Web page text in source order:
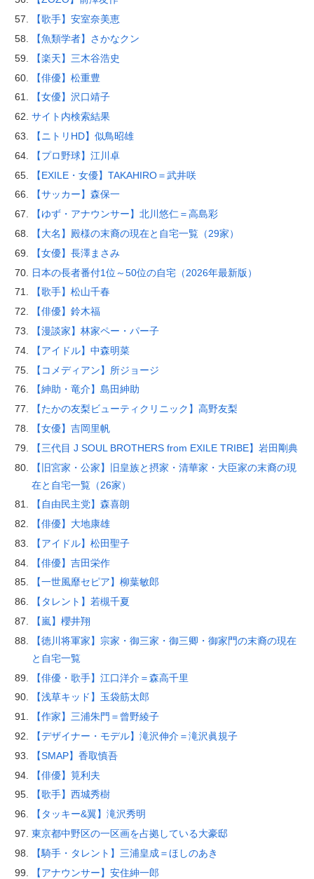
【歌手】安室奈美恵
【魚類学者】さかなクン
【楽天】三木谷浩史
【俳優】松重豊
【女優】沢口靖子
サイト内検索結果
【ニトリHD】似鳥昭雄
【プロ野球】江川卓
【EXILE・女優】TAKAHIRO＝武井咲
【サッカー】森保一
【ゆず・アナウンサー】北川悠仁＝高島彩
【大名】殿様の末裔の現在と自宅一覧（29家）
【女優】長澤まさみ
日本の長者番付1位～50位の自宅（2026年最新版）
【歌手】松山千春
【俳優】鈴木福
【漫談家】林家ペー・パー子
【アイドル】中森明菜
【コメディアン】所ジョージ
【紳助・竜介】島田紳助
【たかの友梨ビューティクリニック】高野友梨
【女優】吉岡里帆
【三代目 J SOUL BROTHERS from EXILE TRIBE】岩田剛典
【旧宮家・公家】旧皇族と摂家・清華家・大臣家の末裔の現
在と自宅一覧（26家）
【自由民主党】森喜朗
【俳優】大地康雄
【アイドル】松田聖子
【俳優】吉田栄作
【一世風靡セピア】柳葉敏郎
【タレント】若槻千夏
【嵐】櫻井翔
【徳川将軍家】宗家・御三家・御三卿・御家門の末裔の現在
と自宅一覧
【俳優・歌手】江口洋介＝森高千里
【浅草キッド】玉袋筋太郎
【作家】三浦朱門＝曾野綾子
【デザイナー・モデル】滝沢伸介＝滝沢眞規子
【SMAP】香取慎吾
【俳優】筧利夫
【歌手】西城秀樹
【タッキー&翼】滝沢秀明
東京都中野区の一区画を占拠している大豪邸
【騎手・タレント】三浦皇成＝ほしのあき
【アナウンサー】安住紳一郎